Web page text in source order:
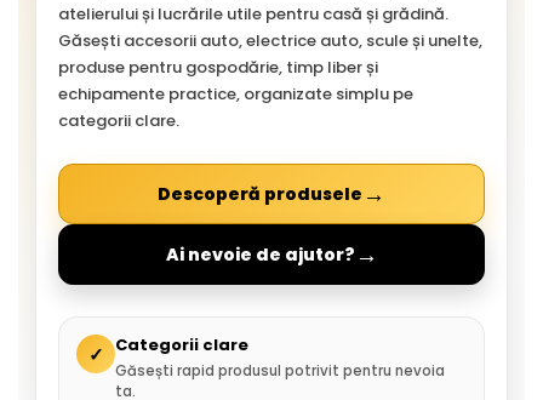
atelierului și lucrările utile pentru casă și grădină.
Găsești accesorii auto, electrice auto, scule și unelte,
produse pentru gospodărie, timp liber și
echipamente practice, organizate simplu pe
categorii clare.
Descoperă produsele →
Ai nevoie de ajutor? →
✓ Categorii clare
Găsești rapid produsul potrivit pentru nevoia
ta.